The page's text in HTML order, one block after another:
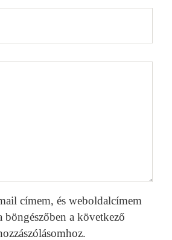
címem, és weboldalcímem
böngészőben a következő